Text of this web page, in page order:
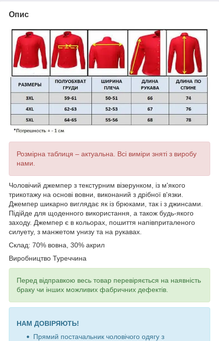
Опис
Розмірна таблиця – актуальна. Всі виміри зняті з виробу
нами.
Чоловічий джемпер з текстурним візерунком, із м'якого
трикотажу на основі вовни, виконаний з дрібної в'язки.
Джемпер шикарно виглядає як із брюками, так і з джинсами.
Підійде для щоденного використання, а також будь-якого
заходу. Джемпер є в кольорах, пошиття напівприталеного
силуету, з манжетом унизу та на рукавах.
Склад: 70% вовна, 30% акрил
Виробництво Туреччина
Перед відправкою весь товар перевіряється на наявність
браку чи інших можливих фабричних дефектів.
НАМ ДОВІРЯЮТЬ!
Прямий постачальник чоловічого одягу з